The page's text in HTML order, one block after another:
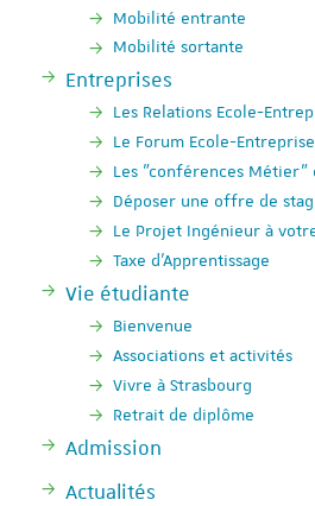
Mobilité entrante
Mobilité sortante
Entreprises
Les Relations Ecole-
Le Forum Ecole-
Les "conférences Métier"
Déposer une offre de
Le Projet Ingénieur à
Taxe d'Apprentissage
Vie étudiante
Bienvenue
Associations et activités
Vivre à Strasbourg
Retrait de diplôme
Admission
Actualités